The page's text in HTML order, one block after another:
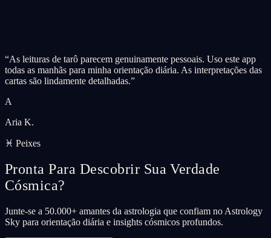
“As leituras de tarô parecem genuinamente pessoais. Uso este app
todas as manhãs para minha orientação diária. As interpretações das
cartas são lindamente detalhadas.”
A
Aria K.
♓ Peixes
Pronta Para Descobrir Sua Verdade
Cósmica?
Junte-se a 50.000+ amantes da astrologia que confiam no Astrology
Sky para orientação diária e insights cósmicos profundos.